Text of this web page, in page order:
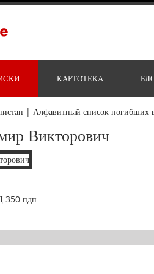
КАРТОТЕКА
| Алфавитный список погибших
Викторович
350 пдп